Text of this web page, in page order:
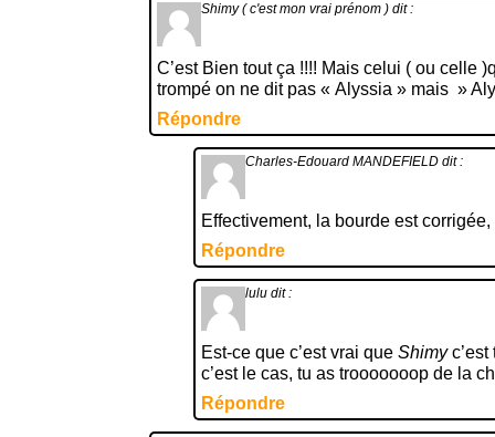
Shimy ( c'est mon vrai prénom ) dit :
C’est Bien tout ça !!!! Mais celui ( ou celle
trompé on ne dit pas « Alyssia » mais »
Répondre
Charles-Edouard MANDEFIELD dit :
Effectivement, la bourde est
Répondre
lulu dit :
Est-ce que c’est vrai que Shimy
c’est le cas, tu as trooooooop de la
Répondre